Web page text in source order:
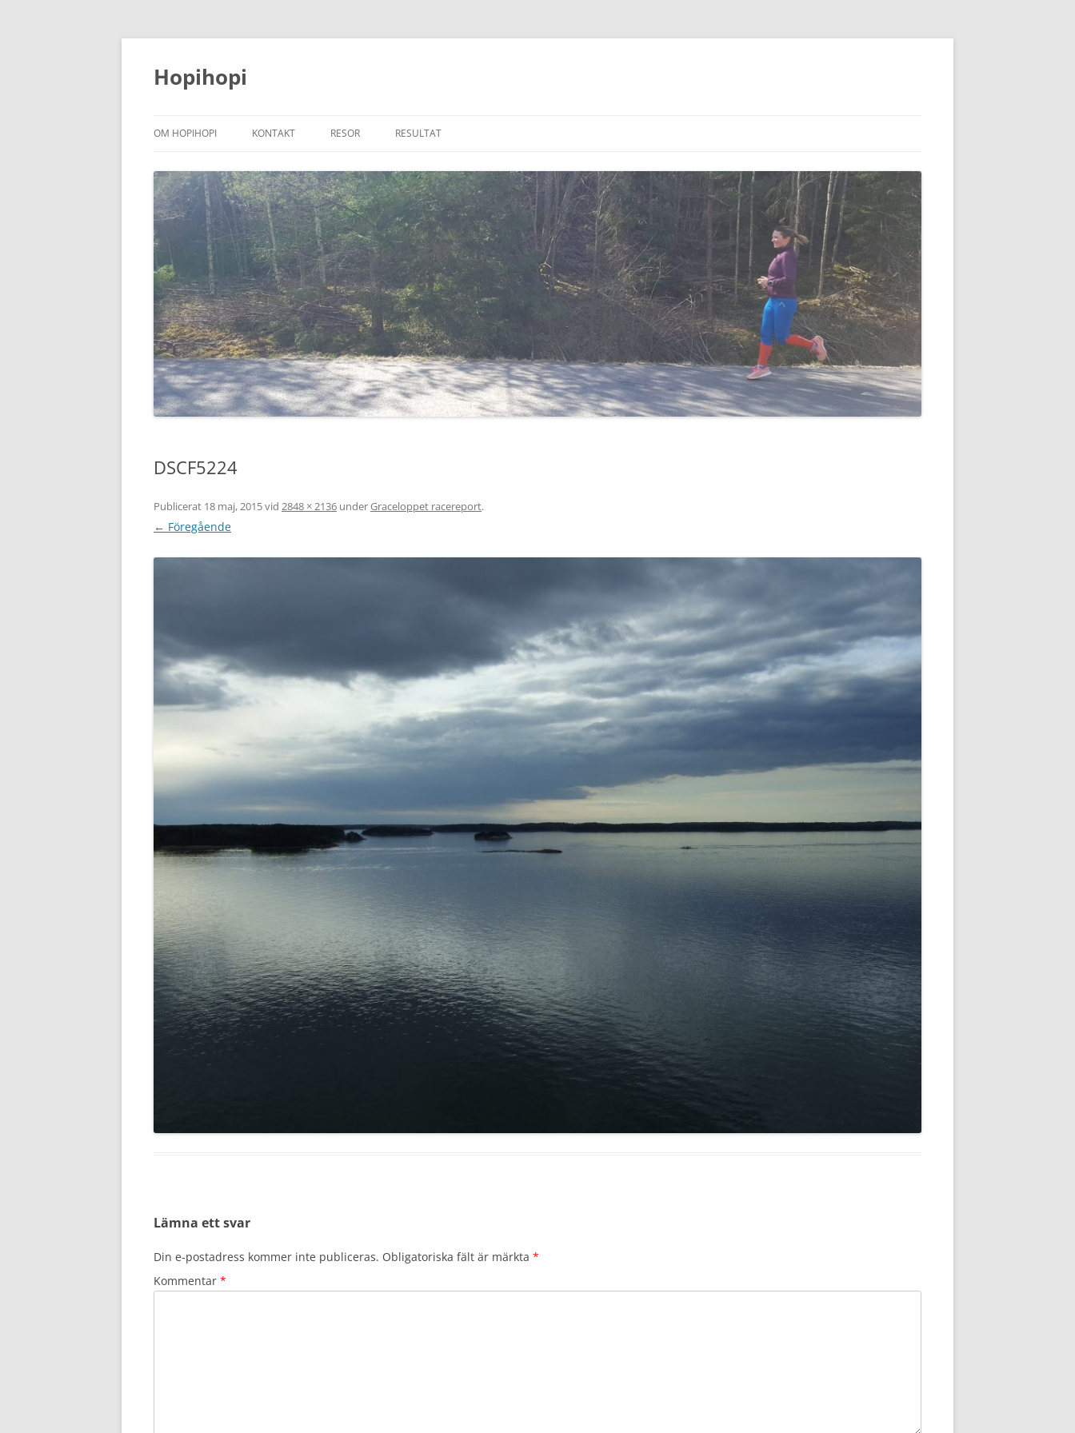
Hoppa
Hopihopi
OM HOPIHOPI KONTAKT RESOR RESULTAT
DSCF5224
Publicerat 18 maj, 2015vid 2848 × 2136 underGraceloppet racereport.
← Föregående
Lämna ett svar
Din e-postadress kommer inte publiceras. Obligatoriska fält är märkta *
Kommentar *